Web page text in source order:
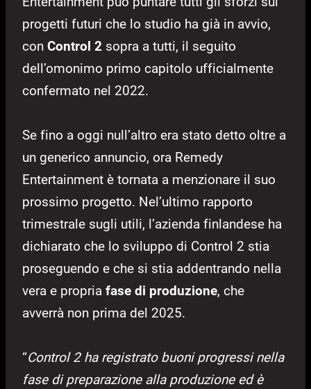
progetti futuri che lo studio ha già in avvio,
con Control 2 sopra a tutti, il seguito
dell’omonimo primo capitolo ufficialmente
confermato nel 2022.
Se fino a oggi null’altro era stato detto oltre a
un generico annuncio, ora Remedy
Entertainment è tornata a menzionare il suo
prossimo progetto. Nel’ultimo rapporto
trimestrale sugli utili, l’azienda finlandese ha
dichiarato che lo sviluppo di Control 2 stia
proseguendo e che si stia addentrando nella
vera e propria fase di produzione, che
avverrà non prima del 2025.
“Control 2 ha registrato buoni progressi nella
fase di preparazione alla produzione ed è